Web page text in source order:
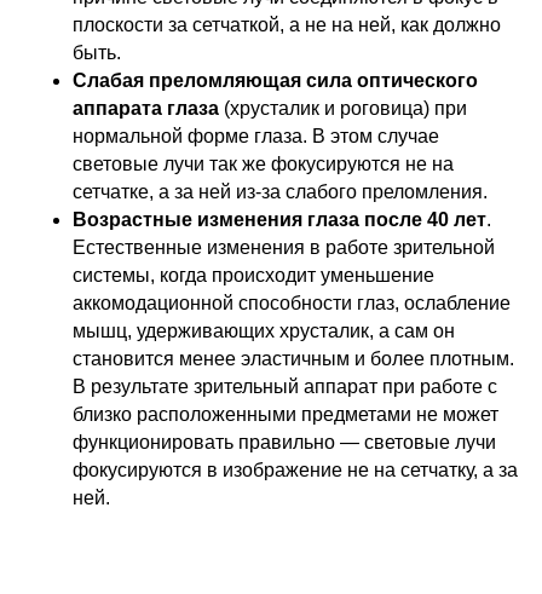
плоскости за сетчаткой, а не на ней, как должно
быть.
Слабая преломляющая сила оптического
аппарата глаза (хрусталик и роговица) при
нормальной форме глаза. В этом случае
световые лучи так же фокусируются не на
сетчатке, а за ней из-за слабого преломления.
Возрастные изменения глаза после 40 лет.
Естественные изменения в работе зрительной
системы, когда происходит уменьшение
аккомодационной способности глаз, ослабление
мышц, удерживающих хрусталик, а сам он
становится менее эластичным и более плотным.
В результате зрительный аппарат при работе с
близко расположенными предметами не может
функционировать правильно — световые лучи
фокусируются в изображение не на сетчатку, а за
ней.